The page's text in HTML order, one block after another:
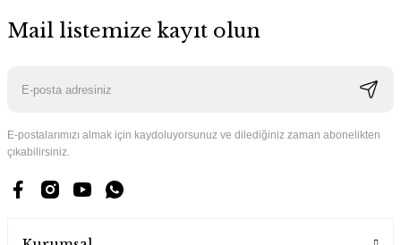
Mail listemize kayıt olun
E-postalarımızı almak için kaydoluyorsunuz ve dilediğiniz zaman abonelikten
çıkabilirsiniz.